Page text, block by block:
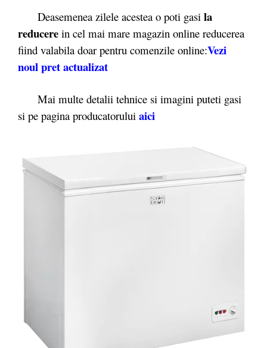
Deasemenea zilele acestea o poti gasi la
reducere in cel mai mare magazin online reducerea
fiind valabila doar pentru comenzile online:Vezi
noul pret actualizat
Mai multe detalii tehnice si imagini puteti gasi
si pe pagina producatorului aici